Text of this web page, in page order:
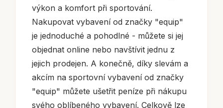
výkon a komfort při sportování.
Nakupovat vybavení od značky "equip"
je jednoduché a pohodlné - můžete si jej
objednat online nebo navštívit jednu z
jejich prodejen. A konečně, díky slevám a
akcím na sportovní vybavení od značky
"equip" můžete ušetřit peníze při nákupu
svého oblíbeného vybavení. Celkově lze